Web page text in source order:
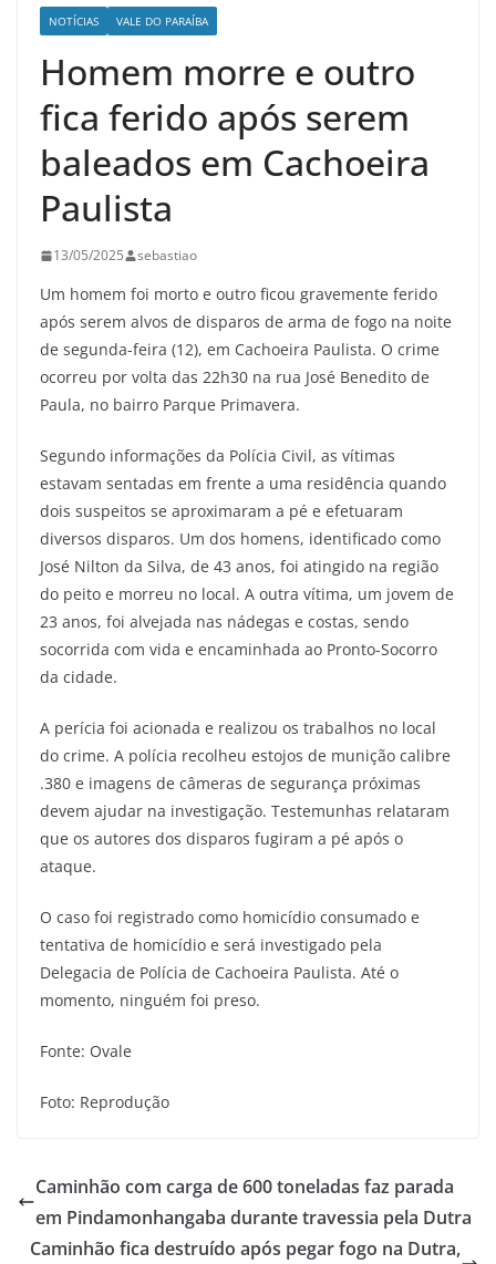
NOTÍCIAS VALE DO PARAÍBA
Homem morre e outro
fica ferido após serem
baleados em Cachoeira
Paulista
13/05/2025 sebastiao
Um homem foi morto e outro ficou gravemente ferido
após serem alvos de disparos de arma de fogo na noite
de segunda-feira (12), em Cachoeira Paulista. O crime
ocorreu por volta das 22h30 na rua José Benedito de
Paula, no bairro Parque Primavera.
Segundo informações da Polícia Civil, as vítimas
estavam sentadas em frente a uma residência quando
dois suspeitos se aproximaram a pé e efetuaram
diversos disparos. Um dos homens, identificado como
José Nilton da Silva, de 43 anos, foi atingido na região
do peito e morreu no local. A outra vítima, um jovem de
23 anos, foi alvejada nas nádegas e costas, sendo
socorrida com vida e encaminhada ao Pronto-Socorro
da cidade.
A perícia foi acionada e realizou os trabalhos no local
do crime. A polícia recolheu estojos de munição calibre
.380 e imagens de câmeras de segurança próximas
devem ajudar na investigação. Testemunhas relataram
que os autores dos disparos fugiram a pé após o
ataque.
O caso foi registrado como homicídio consumado e
tentativa de homicídio e será investigado pela
Delegacia de Polícia de Cachoeira Paulista. Até o
momento, ninguém foi preso.
Fonte: Ovale
Foto: Reprodução
Caminhão com carga de 600 toneladas faz parada
em Pindamonhangaba durante travessia pela Dutra
Caminhão fica destruído após pegar fogo na Dutra,